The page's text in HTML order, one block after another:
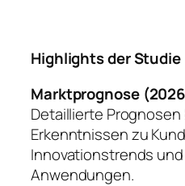
Highlights der Studie
Marktprognose
Detaillierte
Erkenntnissen zu
Innovationstrends
Anwendungen.